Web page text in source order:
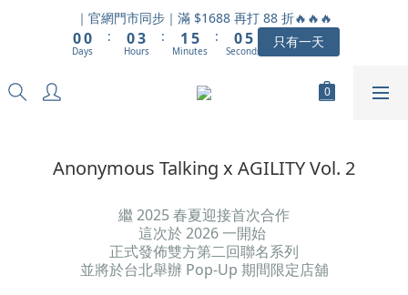
｜官網門市同步｜滿 $1688 再打 88 折🔥🔥🔥
0
1
0
Days
:
1
0
4
3
2
Hours
:
2
1
0
6
5
4
2
Minutes
:
1
0
6
5
4
Seconds
只有一天
Anonymous Talking x AGILITY Vol. 2
繼 2025 春夏迎接首次合作
這次於 2026 一開始
正式發佈雙方第二回聯名系列
並將於台北舉辦 Pop-Up 期間限定店舖